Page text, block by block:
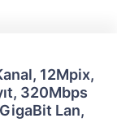
12Mpix,
320Mbps
Lan,